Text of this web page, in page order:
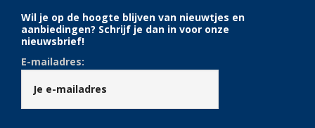
Wil je op de hoogte blijven van nieuwtjes en
aanbiedingen? Schrijf je dan in voor onze
nieuwsbrief!
E-mailadres: